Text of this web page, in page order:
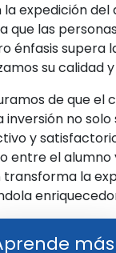
la expedición del
que las
énfasis supera
su calidad
de que el
no
y
entre el alumno
la
más